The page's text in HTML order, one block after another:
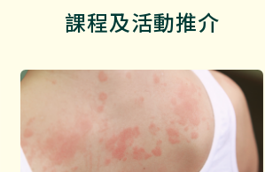
課程及活動推介